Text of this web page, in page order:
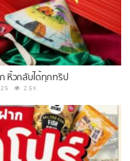
หิ้วกลับได้ทุกทริป
2.5K